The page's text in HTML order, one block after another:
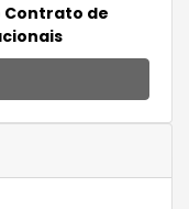
Contrato de